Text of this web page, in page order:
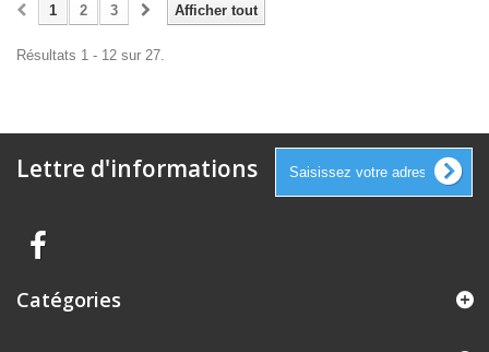
Afficher tout
1 2 3
Résultats 1 - 12 sur 27.
Lettre d'informations
Catégories